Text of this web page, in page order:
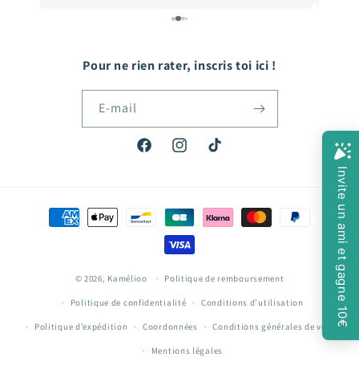
vite! Hâte de passer ma prochaine commande!
Pour ne rien rater, inscris toi ici !
E-mail
FacebookInstagramTikTok
Moyens
© 2026, Kamélioo Politique de remboursement
Politique de confidentialité Conditions d’utilisation
Politique d’expédition Coordonnées Conditions générales de vente
Mentions légales